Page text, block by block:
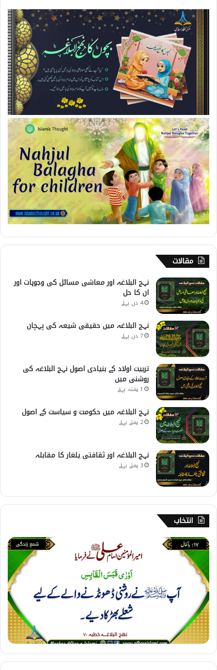
مقالات
نہج البلاغہ اور معاشی مسائل کی وجوہات اور
ان کا حل
4 دن پہلے
نہج البلاغہ میں حقیقی شیعہ کی پہچان
7 دن پہلے
تربیت اولاد کے بنیادی اصول نہج البلاغہ کی
روشنی میں
1 ہفتہ پہلے
نہج البلاغہ میں حکومت و سیاست کے اصول
2 ہفتے پہلے
نہج البلاغہ اور ثقافتی یلغار کا مقابلہ
3 ہفتے پہلے
انتخاب
1
7
ب
ا
ک
م
ا
ل